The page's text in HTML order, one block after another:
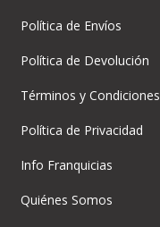
Política de Envíos
Política de Devolución
Términos y Condiciones
Política de Privacidad
Info Franquicias
Quiénes Somos